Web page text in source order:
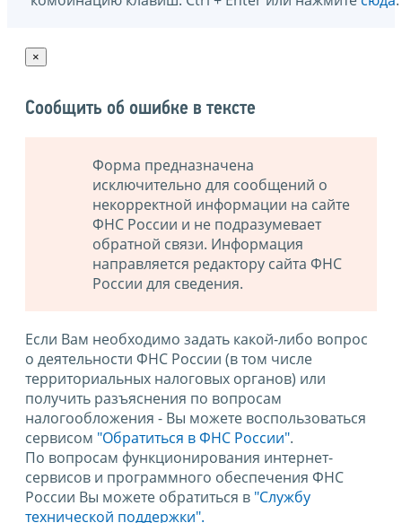
×
Сообщить об ошибке в тексте
Форма предназначена
исключительно для сообщений о
некорректной информации на сайте
ФНС России и не подразумевает
обратной связи. Информация
направляется редактору сайта ФНС
России для сведения.
Если Вам необходимо задать какой-либо вопрос
о деятельности ФНС России (в том числе
территориальных налоговых органов) или
получить разъяснения по вопросам
налогообложения - Вы можете воспользоваться
сервисом "Обратиться в ФНС России".
По вопросам функционирования интернет-
сервисов и программного обеспечения ФНС
России Вы можете обратиться в "Службу
технической поддержки".